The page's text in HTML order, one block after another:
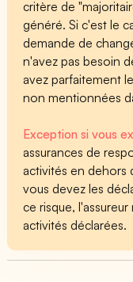
critère de
généré. Si c'est le
demande de
n'avez pas besoin
avez parfaitement
non mentionnées
Exception si vous
assurances de
activités en dehors
vous devez les
ce risque,
activités déclarées.